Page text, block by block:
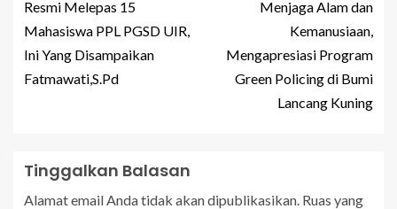
Resmi Melepas 15
Mahasiswa PPL PGSD UIR,
Ini Yang Disampaikan
Fatmawati,S.Pd
Menjaga Alam dan
Kemanusiaan,
Mengapresiasi Program
Green Policing di Bumi
Lancang Kuning
Tinggalkan Balasan
Alamat email Anda tidak akan dipublikasikan. Ruas yang